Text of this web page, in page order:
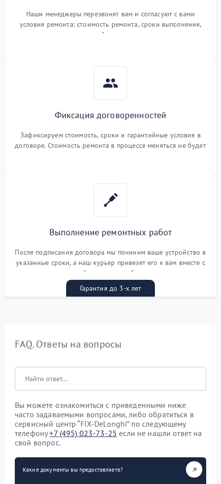
Наши менеджеры перезвонят вам и согласуют с вами
условия ремонта: стоимость ремонта, сроки выполнения,
гарантийные условия
Фиксация договоренностей
Зафиксируем стоимость, сроки и гарантийные условия в
договоре. Стоимость ремонта в процессе меняться не будет
Выполнение ремонтных работ
После подписания договора мы починим ваше устройство в
указанные сроки, а наш курьер привезет его к вам вместе с
гарантийным талоном бесплатно
Гарантия до 3-х лет
FAQ. Ответы на вопросы
Вы можете ознакомиться с приведенными ниже
часто задаваемыми вопросами, либо обратиться в
сервисный центр “FIX-DeLonghi” по следующему
телефону+7 (495) 023-73-25 если не нашли ответ на
свой вопрос.
Какие документы вы предоставляете?